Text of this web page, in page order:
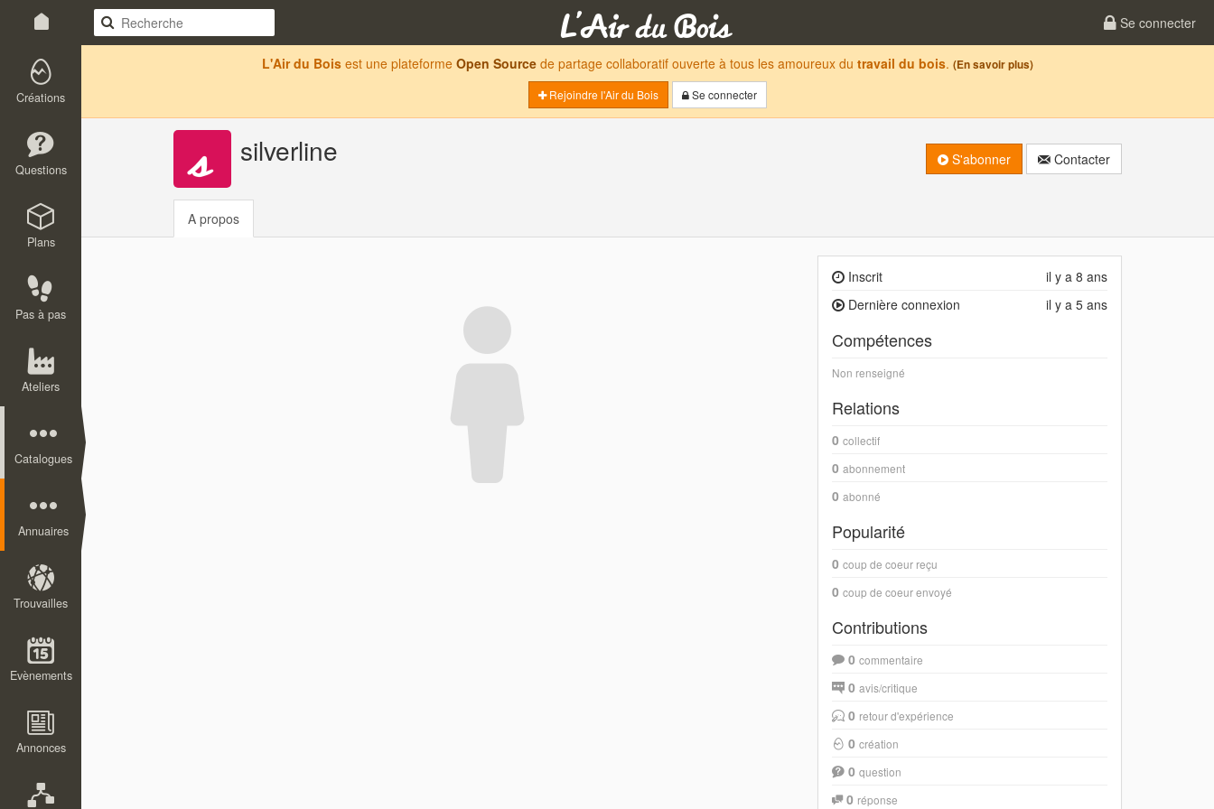
Se connecter
Créations
Questions
Plans
Pas à pas
Ateliers
Catalogues
Annuaires
Trouvailles
Evènements
Annonces
L'Air du Bois est une plateforme Open Source de partage collaboratif ouverte à tous les amoureux du travail du bois. (En savoir plus)
Rejoindre l'Air du Bois
Se connecter
silverline S'abonner Contacter
A propos
il y a 8 ans
Inscrit
il y a 5 ans
Dernière connexion
Compétences
Non renseigné
Relations
0 collectif
0 abonnement
0 abonné
Popularité
0 coup de coeur reçu
0 coup de coeur envoyé
Contributions
0 commentaire
0 avis/critique
0 retour d'expérience
0 création
0 question
0 réponse